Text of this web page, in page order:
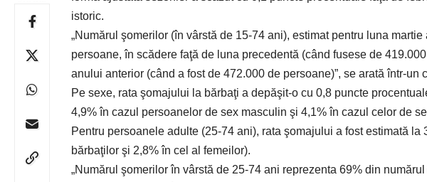
istoric.
„Numărul şomerilor (în vârstă de 15-74 ani), estimat pentru luna
persoane, în scădere faţă de luna precedentă (când fusese de
anului anterior (când a fost de 472.000 de persoane)”, se arată într-un
Pe sexe, rata şomajului la bărbaţi a depăşit-o cu 0,8 puncte
4,9% în cazul persoanelor de sex masculin şi 4,1% în cazul celor de
Pentru persoanele adulte (25-74 ani), rata şomajului a fost estimată
bărbaţilor şi 2,8% în cel al femeilor).
„Numărul şomerilor în vârstă de 25-74 ani reprezenta 69% din